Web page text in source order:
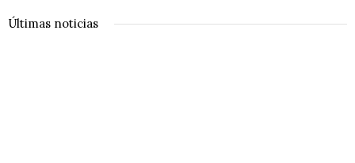
Últimas noticias